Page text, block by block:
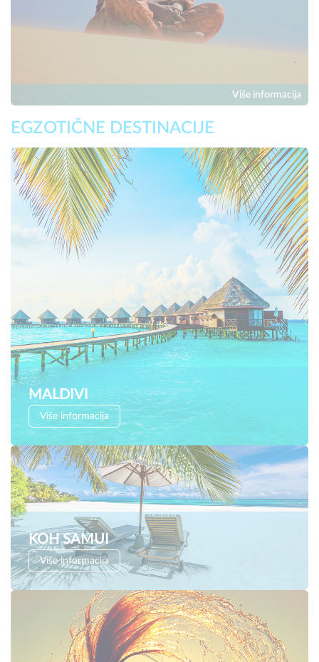
Više informacija
EGZOTIČNE DESTINACIJE
MALDIVI
Više informacija
KOH SAMUI
Više informacija